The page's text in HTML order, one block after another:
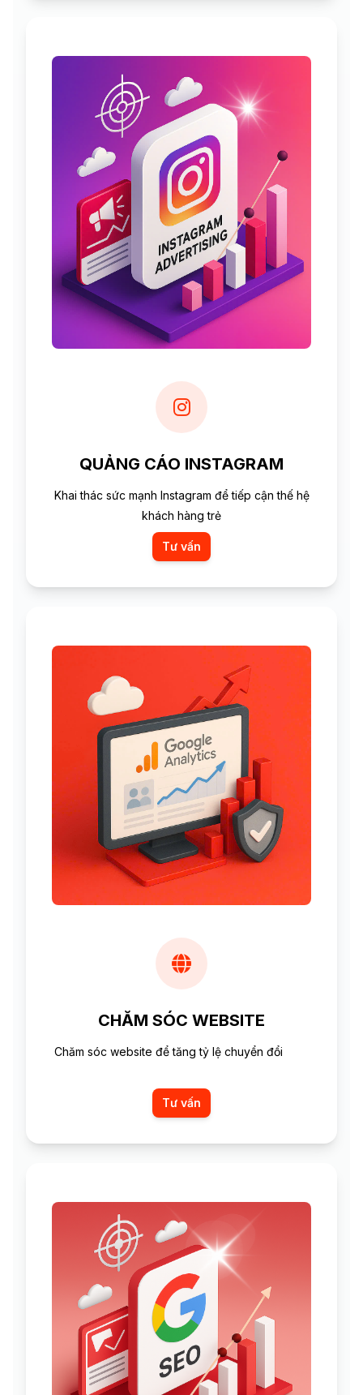
QUẢNG CÁO INSTAGRAM
Khai thác sức mạnh Instagram để tiếp cận thế hệ
khách hàng trẻ
Tư vấn
CHĂM SÓC WEBSITE
Chăm sóc website để tăng tỷ lệ chuyển đổi
Tư vấn